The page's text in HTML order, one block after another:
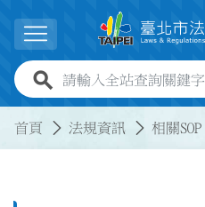
展開選單
全站查詢關鍵字欄位
首頁 法規資訊 相關SOP